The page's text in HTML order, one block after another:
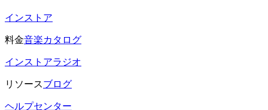
インストア
料金音楽カタログ
インストアラジオ
リソースブログ
ヘルプセンター